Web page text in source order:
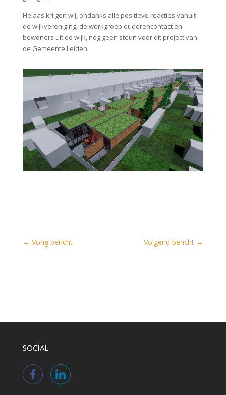
Helaas krijgen wij, ondanks alle positieve reacties vanuit
de wijkvereniging, de werkgroep ouderencontact en
bewoners uit de wijk, nog geen steun voor dit project van
de Gemeente Leiden.
← Vorig bericht Volgend bericht →
SOCIAL